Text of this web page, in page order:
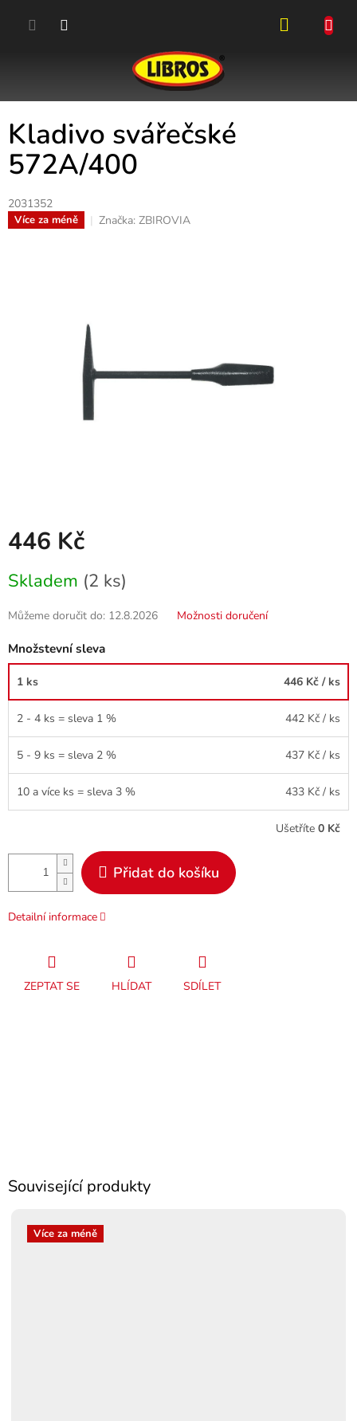
Kladivo svářečské
572A/400
2031352
Více za méně Značka: ZBIROVIA
446 Kč
cena:
Skladem (2 ks)
Můžeme doručit do: 12.8.2026 Možnosti doručení
Množstevní sleva
1 ks 446 Kč / ks
2 - 4 ks = sleva 1 % 442 Kč / ks
5 - 9 ks = sleva 2 % 437 Kč / ks
10 a více ks = sleva 3 % 433 Kč / ks
Ušetříte 0 Kč
Přidat do košíku
Detailní informace
ZEPTAT SE HLÍDAT SDÍLET
Související produkty
Více za méně